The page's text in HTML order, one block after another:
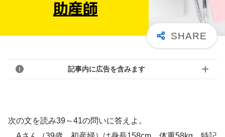
記事内に広告を含みます
次の文を読み39～41の問いに答えよ。